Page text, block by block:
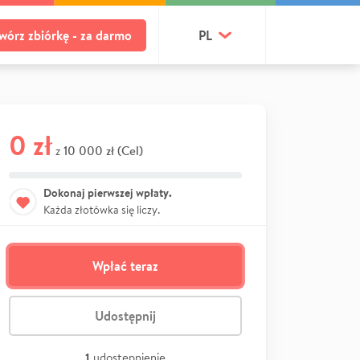
zbiórkę - za darmo PL
0 zł z 10 000 zł (Cel)
Dokonaj pierwszej wpłaty.
Każda złotówka się liczy.
Wpłać teraz
Udostępnij